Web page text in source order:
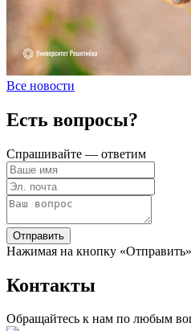
Все новости
Есть вопросы?
Спрашивайте — ответим
Отправить
Нажимая на кнопку
Контакты
Обращайтесь к нам по любым